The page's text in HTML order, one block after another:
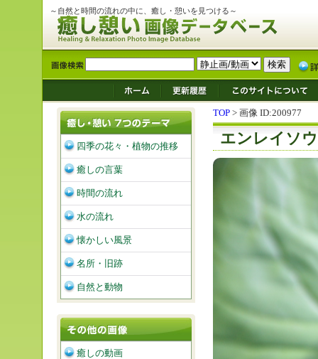
～自然と時間の流れの中に、癒し・憩いを見つける～
TOP > 画像 ID:200977
エンレイソ
四季の花々・植物の推移
癒しの言葉
時間の流れ
水の流れ
懐かしい風景
名所・旧跡
自然と動物
癒しの動画